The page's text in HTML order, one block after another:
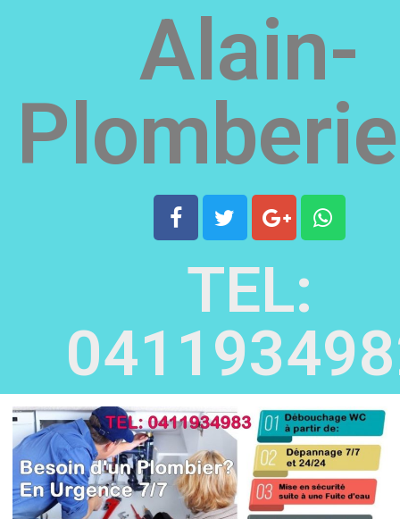
Alain-
TEL: